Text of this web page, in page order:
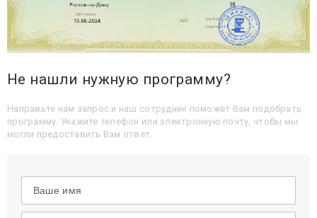
Не нашли нужную программу?
Направьте нам запрос и наш сотрудник поможет Вам подобрать
программу. Укажите телефон или электронную почту, чтобы мы
могли предоставить Вам ответ.